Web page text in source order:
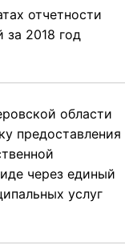
отчетности
за 2018 год
области
предоставления
через единый
услуг